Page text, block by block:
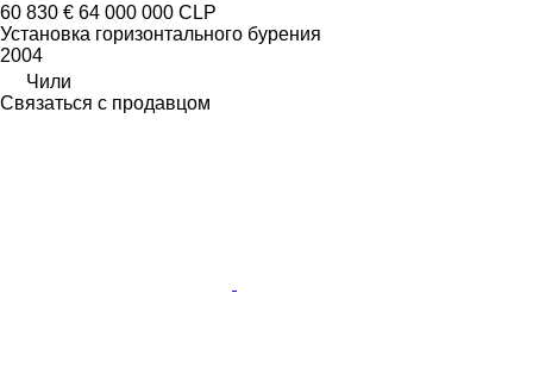
60 830 € 64 000 000 CLP
Установка горизонтального бурения
2004
Чили
Связаться с продавцом